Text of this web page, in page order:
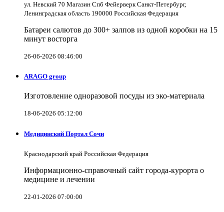
ул. Невский 70 Магазин Спб Фейерверк Санкт-Петербург,
Ленинградская область 190000 Российская Федерация
Батареи салютов до 300+ залпов из одной коробки на 15
минут восторга
26-06-2026 08:46:00
ARAGO group
Изготовление одноразовой посуды из эко-материала
18-06-2026 05:12:00
Медицинский Портал Сочи
Краснодарский край Российская Федерация
Информационно-справочный сайт города-курорта о
медицине и лечении
22-01-2026 07:00:00